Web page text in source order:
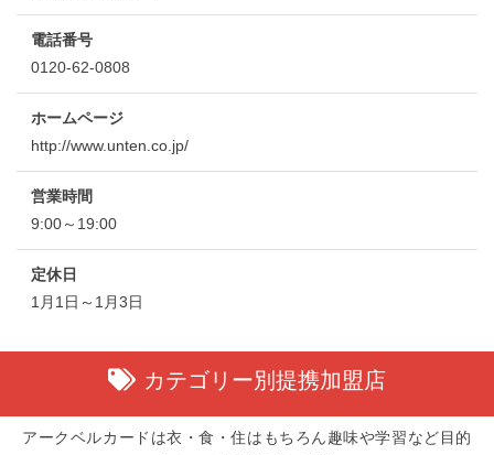
電話番号
0120-62-0808
ホームページ
http://www.unten.co.jp/
営業時間
9:00～19:00
定休日
1月1日～1月3日
カテゴリー別提携加盟店
アークベルカードは衣・食・住はもちろん趣味や学習など目的